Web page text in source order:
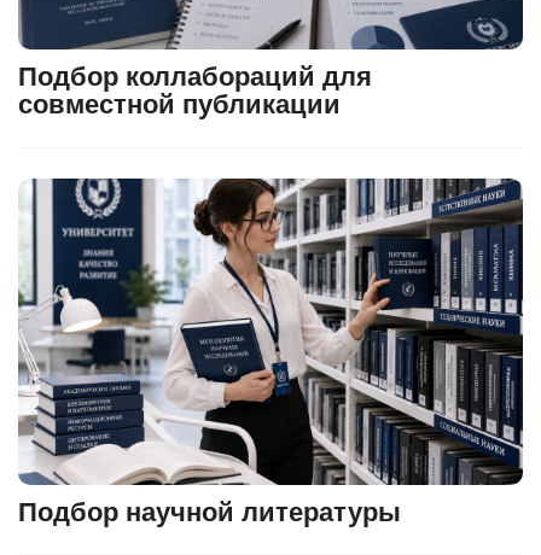
Подбор коллабораций для
совместной публикации
Подбор научной литературы